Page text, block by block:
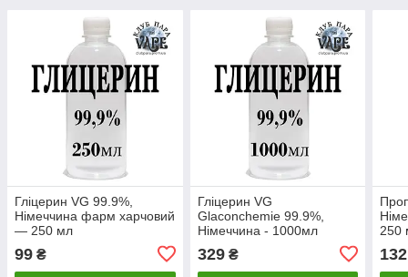
Гліцерин VG 99.9%,
Німеччина фарм харчовий
— 250 мл
99 ₴
Гліцерин VG
Glaconchemie 99.9%,
Німеччина - 1000мл
329₴
250
132